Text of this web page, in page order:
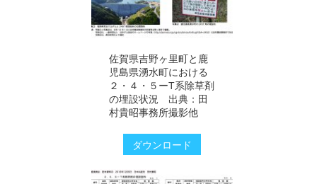
佐賀県吉野ヶ里町と鹿
児島県湧水町における
２・４・５ーT系除草剤
の埋設状況 出典：田
村貴昭事務所撮影他
ダウンロード